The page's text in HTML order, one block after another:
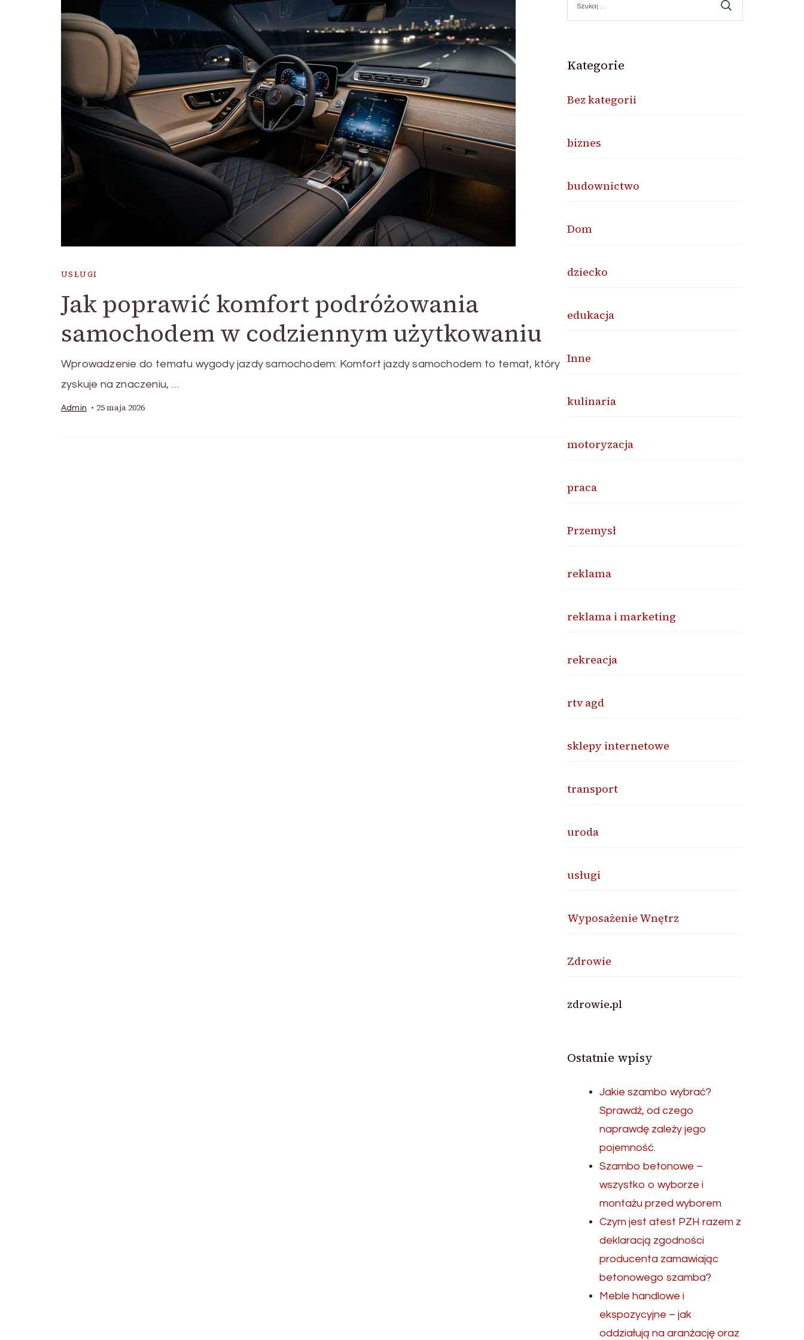
USŁUGI
Jak poprawić komfort podróżowania
samochodem w codziennym użytkowaniu
Wprowadzenie do tematu wygody jazdy samochodem: Komfort jazdy samochodem to temat, który
zyskuje na znaczeniu, …
Admin 25 maja 2026
Kategorie
Bez kategorii
biznes
budownictwo
Dom
dziecko
edukacja
Inne
kulinaria
motoryzacja
praca
Przemysł
reklama
reklama i marketing
rekreacja
rtv agd
sklepy internetowe
transport
uroda
usługi
Wyposażenie Wnętrz
Zdrowie
zdrowie.pl
Ostatnie wpisy
Jakie szambo wybrać?
Sprawdź, od czego
naprawdę zależy jego
pojemność.
Szambo betonowe –
wszystko o wyborze i
montażu przed wyborem
Czym jest atest PZH razem z
deklaracją zgodności
producenta zamawiając
betonowego szamba?
Meble handlowe i
ekspozycyjne – jak
oddziałują na aranżację oraz